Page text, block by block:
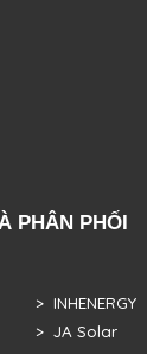
PHÂN PHỐI
> INHENERGY
> JA Solar